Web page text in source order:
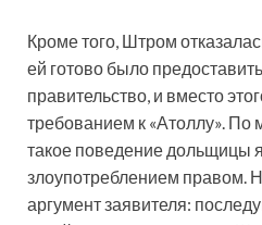
Кроме того, Штром
ей готово было
правительство, и вместо
требованием к «Атоллу».
такое поведение дольщицы
злоупотреблением правом.
аргумент заявителя: